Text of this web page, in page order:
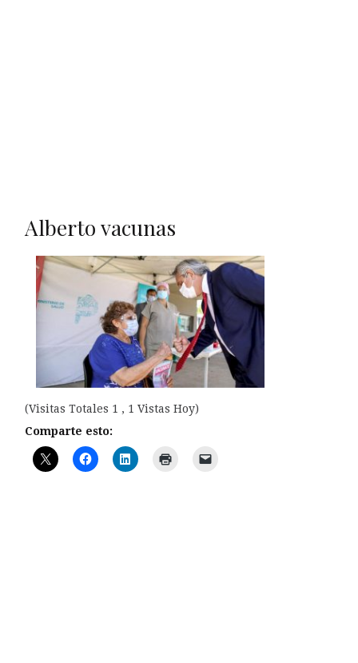
Alberto vacunas
(Visitas Totales 1 , 1 Vistas Hoy)
Comparte esto: